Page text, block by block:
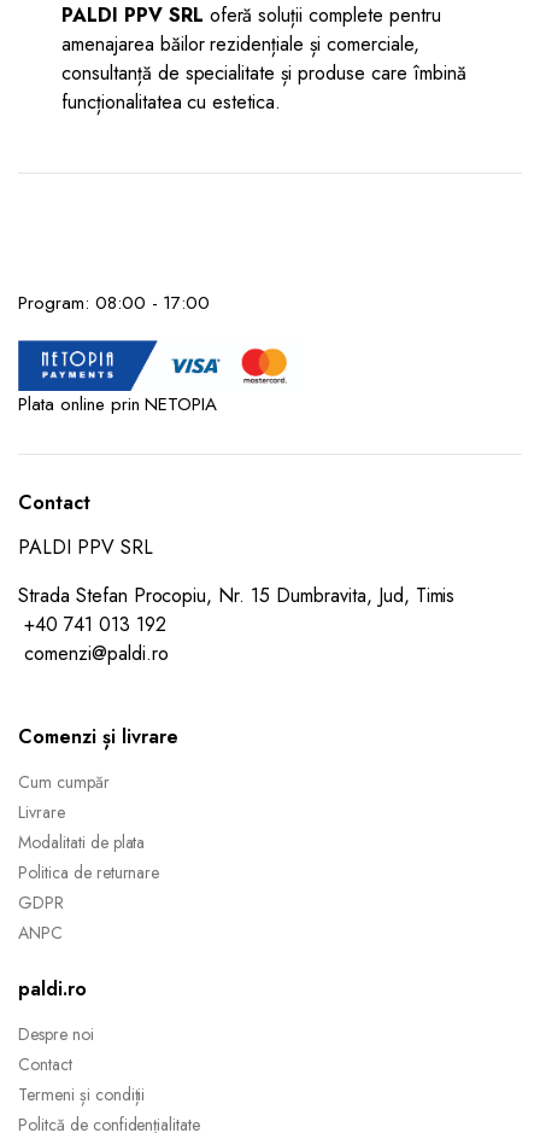
PALDI PPV SRL oferă soluții complete pentru
amenajarea băilor rezidențiale și comerciale,
consultanță de specialitate și produse care îmbină
funcționalitatea cu estetica.
Program: 08:00 - 17:00
Plata online prin NETOPIA
Contact
PALDI PPV SRL
Strada Stefan Procopiu, Nr. 15 Dumbravita, Jud, Timis
+40 741 013 192
comenzi@paldi.ro
Comenzi și livrare
Cum cumpăr
Livrare
Modalitati de plata
Politica de returnare
GDPR
ANPC
paldi.ro
Despre noi
Contact
Termeni și condiții
Politcă de confidențialitate